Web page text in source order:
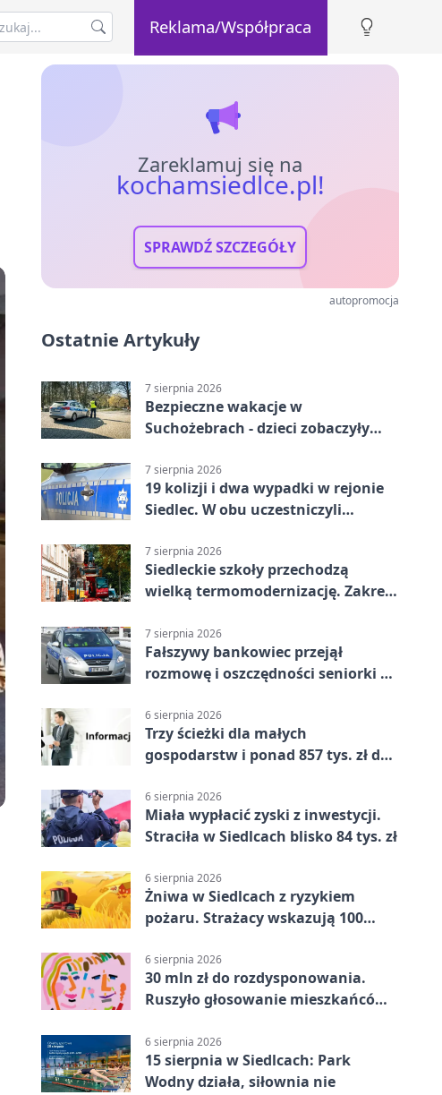
Reklama/Współpraca
Zareklamuj się na
kochamsiedlce.pl!
SPRAWDŹ SZCZEGÓŁY
autopromocja
Ostatnie Artykuły
7 sierpnia 2026
Bezpieczne wakacje w
Suchożebrach - dzieci zobaczyły
7 sierpnia 2026
19 kolizji i dwa wypadki w rejonie
Siedlec. W obu uczestniczyli
7 sierpnia 2026
Siedleckie szkoły przechodzą
wielką termomodernizację. Zakres
7 sierpnia 2026
Fałszywy bankowiec przejął
rozmowę i oszczędności seniorki z
6 sierpnia 2026
Trzy ścieżki dla małych
gospodarstw i ponad 857 tys. zł do
6 sierpnia 2026
Miała wypłacić zyski z inwestycji.
Straciła w Siedlcach blisko 84 tys. zł
6 sierpnia 2026
Żniwa w Siedlcach z ryzykiem
pożaru. Strażacy wskazują 100
6 sierpnia 2026
30 mln zł do rozdysponowania.
Ruszyło głosowanie mieszkańców
6 sierpnia 2026
15 sierpnia w Siedlcach: Park
Wodny działa, siłownia nie